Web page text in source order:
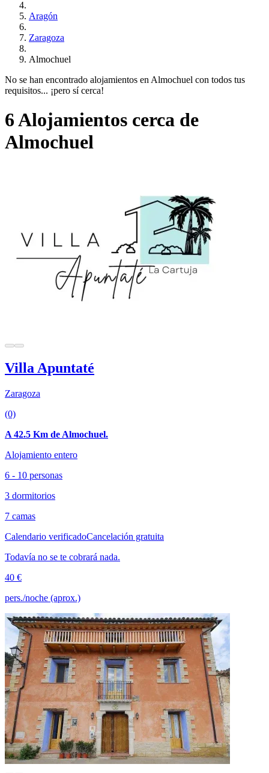
Aragón
Zaragoza
Almochuel
No se han encontrado alojamientos en Almochuel con todos tus
requisitos... ¡pero sí cerca!
6 Alojamientos cerca de
Almochuel
Villa Apuntaté
Zaragoza
(0)
A 42.5 Km de Almochuel.
Alojamiento entero
6 - 10 personas
3 dormitorios
7 camas
Calendario verificadoCancelación gratuita
Todavía no se te cobrará nada.
40 €
pers./noche (aprox.)